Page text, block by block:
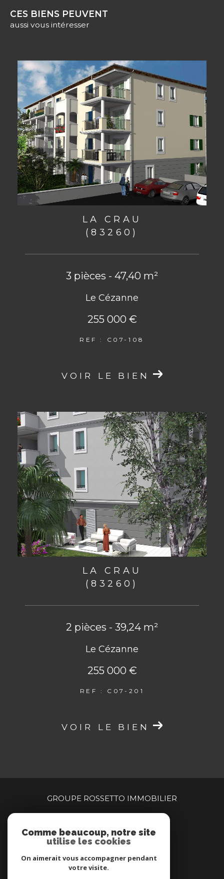
CES BIENS PEUVENT
aussi vous intéresser
LA CRAU
(83260)
3 pièces - 47,40 m²
Le Cézanne
255 000 €
REF : C07-108
VOIR LE BIEN
LA CRAU
(83260)
2 pièces - 39,24 m²
Le Cézanne
255 000 €
REF : C07-201
VOIR LE BIEN
GROUPE ROSSETTO IMMOBILIER
centragence@brimmobilier.immo
160 rue Jean Natte
83260 la crau
Comme beaucoup, notre site
utilise les cookies
On aimerait vous accompagner pendant
votre visite.